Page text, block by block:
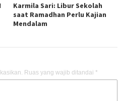
Karmila Sari: Libur Sekolah
saat Ramadhan Perlu Kajian
Mendalam
Ruas yang wajib ditandai *